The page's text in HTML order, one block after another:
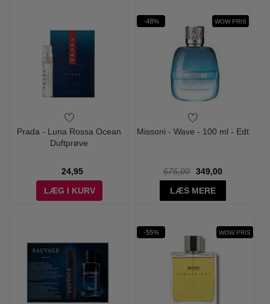
Prada - Luna Rossa Ocean
Duftprøve
24,95
LÆG I KURV
-48% WOW PRIS
Missoni - Wave - 100 ml - Edt
675,00
349,00
LÆS MERE
-55% WOW PRIS